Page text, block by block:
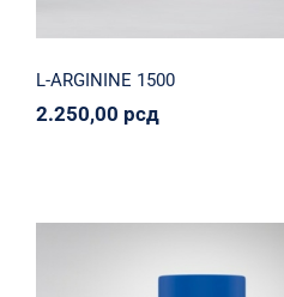
L-ARGININE 1500
2.250,00 рсд